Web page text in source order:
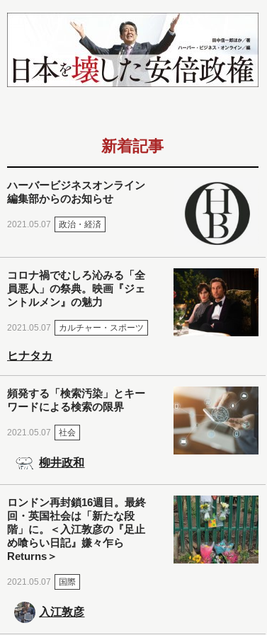
新着記事
ハーバービジネスオンライン
編集部からのお知らせ
2021.05.07 政治・経済
コロナ禍でむしろ沁みる「全
員悪人」の祭典。映画『ジェ
ントルメン』の魅力
2021.05.07 カルチャー・スポーツ
ヒナタカ
頻発する「検索汚染」とキー
ワードによる検索の限界
2021.05.07 社会
柳井政和
ロンドン再封鎖16週目。最終
回・英国社会は「新たな段
階」に。＜入江敦彦の『足止
め喰らい日記』嫌々乍ら
Returns＞
2021.05.07 国際
入江敦彦